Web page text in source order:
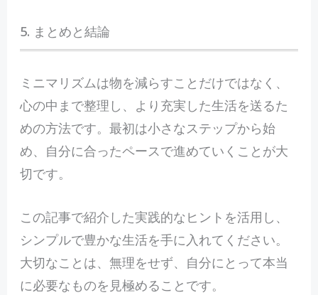
5. まとめと結論
ミニマリズムは物を減らすことだけではなく、
心の中まで整理し、より充実した生活を送るた
めの方法です。最初は小さなステップから始
め、自分に合ったペースで進めていくことが大
切です。
この記事で紹介した実践的なヒントを活用し、
シンプルで豊かな生活を手に入れてください。
大切なことは、無理をせず、自分にとって本当
に必要なものを見極めることです。